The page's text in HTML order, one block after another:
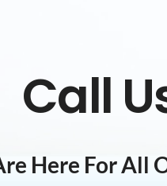
Call
Here For All